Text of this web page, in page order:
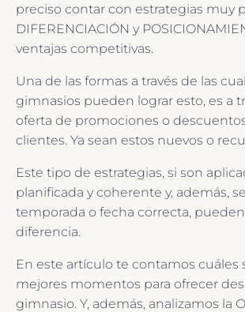
preciso contar con estrategias muy
DIFERENCIACIÓN y
ventajas competitivas.
Una de las formas a través de las
gimnasios pueden lograr esto, es a
oferta de promociones o
clientes. Ya sean estos nuevos o
Este tipo de estrategias, si son
planificada y coherente y, además,
temporada o fecha correcta,
diferencia.
En este artículo te contamos cuáles
mejores momentos para ofrecer
gimnasio. Y, además, analizamos la